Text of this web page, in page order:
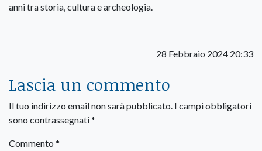
anni tra storia, cultura e archeologia.
28 Febbraio 2024 20:33
Lascia un commento
Il tuo indirizzo email non sarà pubblicato. I campi obbligatori
sono contrassegnati*
Commento *